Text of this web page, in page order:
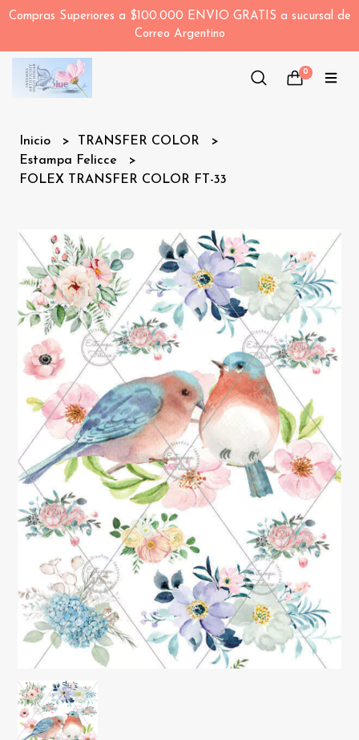
Compras Superiores a $100.000 ENVIO GRATIS a sucursal de
Correo Argentino
0
Inicio
TRANSFER COLOR
Estampa Felicce
FOLEX TRANSFER COLOR FT-33